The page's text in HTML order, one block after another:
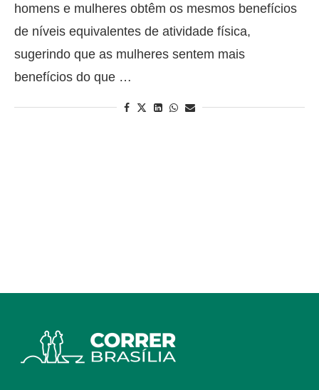
homens e mulheres obtêm os mesmos benefícios
de níveis equivalentes de atividade física,
sugerindo que as mulheres sentem mais
benefícios do que …